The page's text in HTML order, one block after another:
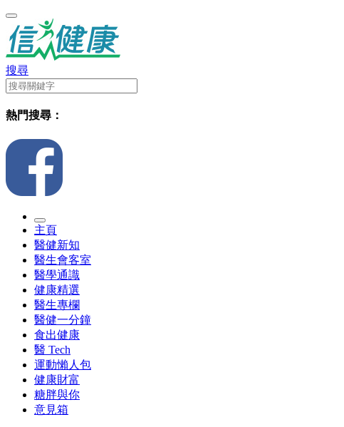
搜尋
熱門搜尋：
主頁
醫健新知
醫生會客室
醫學通識
健康精選
醫生專欄
醫健一分鐘
食出健康
醫 Tech
運動懶人包
健康財富
糖胖與你
意見箱